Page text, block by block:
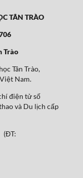
TÂN TRÀO
Trào
Tân Trào,
Nam.
điện tử số
và Du lịch cấp
(ĐT: